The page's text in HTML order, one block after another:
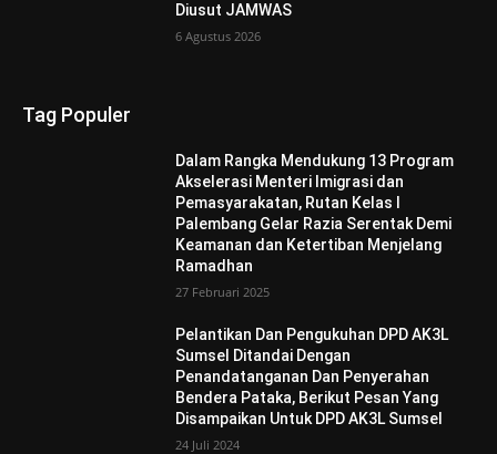
Diusut JAMWAS
6 Agustus 2026
Tag Populer
Dalam Rangka Mendukung 13 Program
Akselerasi Menteri Imigrasi dan
Pemasyarakatan, Rutan Kelas I
Palembang Gelar Razia Serentak Demi
Keamanan dan Ketertiban Menjelang
Ramadhan
27 Februari 2025
Pelantikan Dan Pengukuhan DPD AK3L
Sumsel Ditandai Dengan
Penandatanganan Dan Penyerahan
Bendera Pataka, Berikut Pesan Yang
Disampaikan Untuk DPD AK3L Sumsel
24 Juli 2024